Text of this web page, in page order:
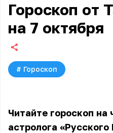
Гороскоп от
на 7 октября
# Гороскоп
Читайте гороскоп на
астролога